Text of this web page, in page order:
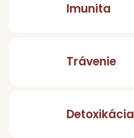
Imunita
Trávenie
Detoxikácia